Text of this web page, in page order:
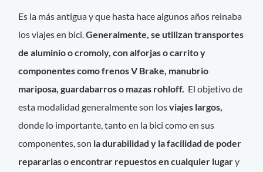
Es la más antigua y que hasta hace algunos años reinaba
los viajes en bici.Generalmente, se utilizantransportes
de aluminio o cromoly, con alforjas o carrito y
componentes como frenos V Brake, manubrio
mariposa, guardabarros o mazas rohloff. El objetivo de
esta modalidad generalmente son losviajes largos,
donde lo importante, tanto en la bici como en sus
componentes, son la durabilidad y la facilidad de poder
repararlas o encontrar repuestos en cualquier lugary